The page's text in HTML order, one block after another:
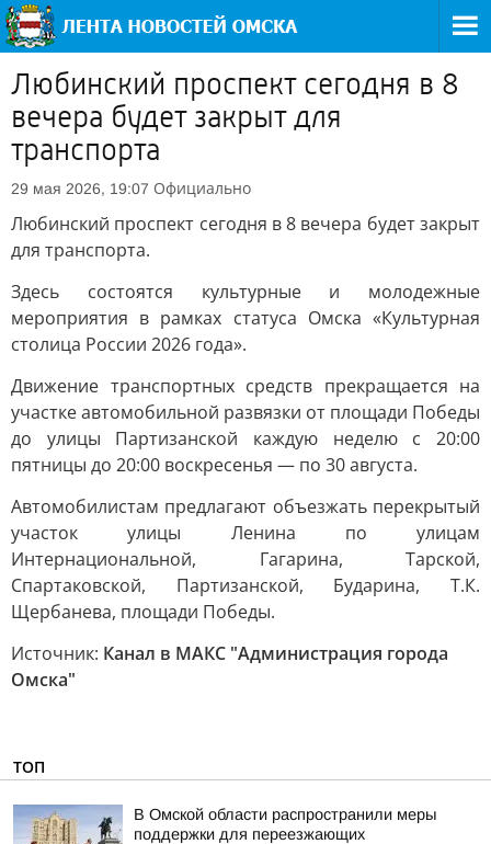
Любинский проспект сегодня в 8
вечера будет закрыт для
транспорта
29 мая 2026, 19:07 Официально
Любинский проспект сегодня в 8 вечера будет закрыт
для транспорта.
Здесь состоятся культурные и молодежные
мероприятия в рамках статуса Омска «Культурная
столица России 2026 года».
Движение транспортных средств прекращается на
участке автомобильной развязки от площади Победы
до улицы Партизанской каждую неделю с 20:00
пятницы до 20:00 воскресенья — по 30 августа.
Автомобилистам предлагают объезжать перекрытый
участок улицы Ленина по улицам
Интернациональной, Гагарина, Тарской,
Спартаковской, Партизанской, Бударина, Т.К.
Щербанева, площади Победы.
Источник: Канал в МАКС "Администрация города
Омска"
ТОП
В Омской области распространили меры
поддержки для переезжающих